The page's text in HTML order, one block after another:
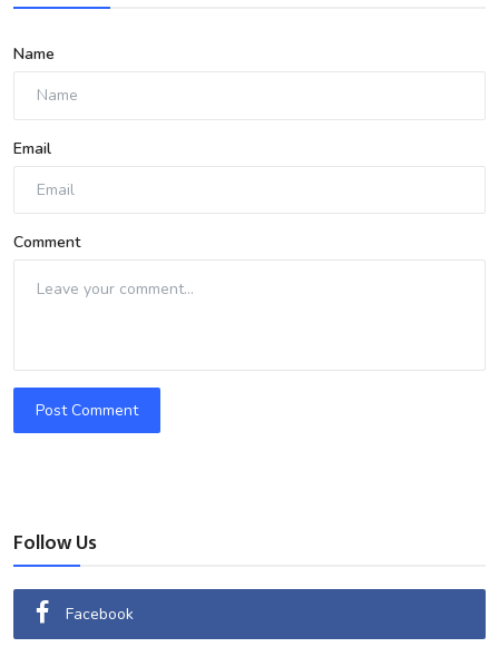
Name
Email
Comment
Post Comment
Follow Us
Facebook